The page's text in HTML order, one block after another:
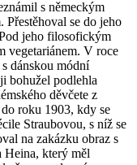
s německým
se do jeho
jeho filosofickým
vegetariánem. V roce
dánskou módní
bohužel podlehla
děvčete z
roku 1903, kdy se
Straubovou, s níž se
na zakázku obraz s
Heina, který měl